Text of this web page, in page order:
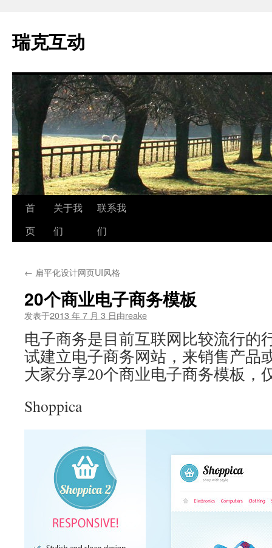
瑞克互动
跳
至
文
首
页
关于我
们
联系我
们
← 扁平化设计网页UI风格
20个商业电子商务模板
发表于2013 年 7 月 3 日由reake
电子商务是目前互联网比较流行的
试建立电子商务网站，来销售产品
大家分享20个商业电子商务模板，
Shoppica